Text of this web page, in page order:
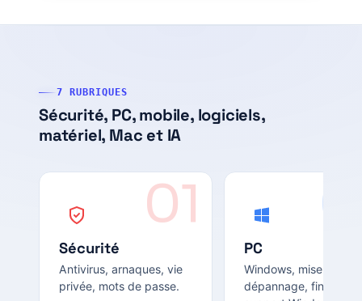
7 RUBRIQUES
Sécurité, PC, mobile, logiciels,
matériel, Mac et IA
01
Sécurité
Antivirus, arnaques, vie
privée, mots de passe.
PC
Windows, mise à jour,
dépannage, fin de